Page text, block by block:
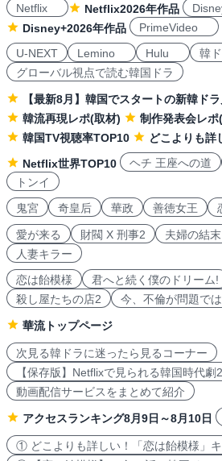
Netflix
Netflix2026年作品
Disney+2026年作品
PrimeVideo
U-NEXT
Lemino Hulu
韓
グローバル視点で読む韓国ドラ
【最新8月】韓国でスタートの新韓ド
韓流再現レポ(取材)
制作発表会レポ
韓国TV視聴率TOP10
どこよりも詳
Netflix世界TOP10
ヘチ 王座への道
トンイ
鬼宮
奇皇后 華政 善徳女王
愛が来る 財閥 X 刑事2 夫婦の結末
人妻キラー
恋は飴模様
君へと続く僕のドリーム!
殺し屋たちの店2
今、不倫が問題で
華流トップページ
次見る韓ドラに迷ったら見るコーナー
【保存版】Netflixで見られる韓国時代劇
動画配信サービスをまとめて紹介
アクセスランキング8月9日～8月10日
① どこよりも詳しい！「恋は飴模様」キ